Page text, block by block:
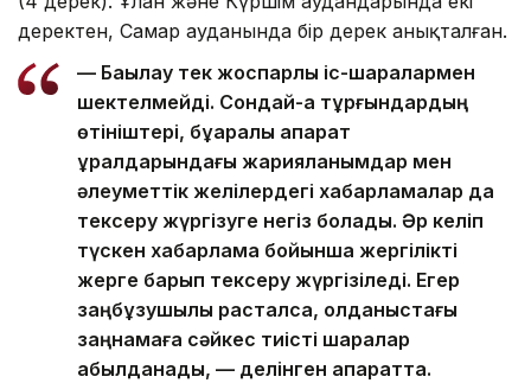
деректен, Самар ауданында бір дерек анықталған.
— Бақылау тек жоспарлы іс-шаралармен
шектелмейді. Сондай-ақ тұрғындардың
өтініштері, бұқаралық ақпарат
құралдарындағы жарияланымдар мен
әлеуметтік желілердегі хабарламалар да
тексеру жүргізуге негіз болады. Әр келіп
түскен хабарлама бойынша жергілікті
жерге барып тексеру жүргізіледі. Егер
заңбұзушылық расталса, қолданыстағы
заңнамаға сәйкес тиісті шаралар
қабылданады, — делінген ақпаратта.